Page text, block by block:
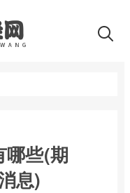
哪些(期
息)